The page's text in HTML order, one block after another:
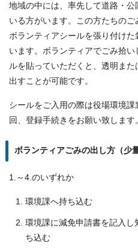
地域の中には、率先して道路・
いる方がいます。この方たちのご
ボランティアシールを張り付け
います。ボランティアでごみ拾
ルを貼っていただくと、透明ま
出すことが可能です。
シールをご入用の際は役場環境
回、登録手続きをお願い致します
ボランティアごみの出し方（少
1.～4.のいずれか
環境課へ持ち込む
環境課に減免申請書を記入
ち込む